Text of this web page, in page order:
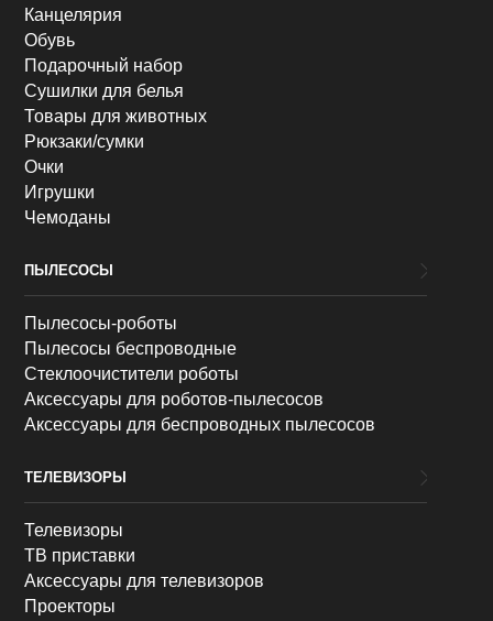
Канцелярия
Обувь
Подарочный набор
Сушилки для белья
Товары для животных
Рюкзаки/сумки
Очки
Игрушки
Чемоданы
ПЫЛЕСОСЫ
Пылесосы-роботы
Пылесосы беспроводные
Стеклоочистители роботы
Аксессуары для роботов-пылесосов
Аксессуары для беспроводных пылесосов
ТЕЛЕВИЗОРЫ
Телевизоры
ТВ приставки
Аксессуары для телевизоров
Проекторы